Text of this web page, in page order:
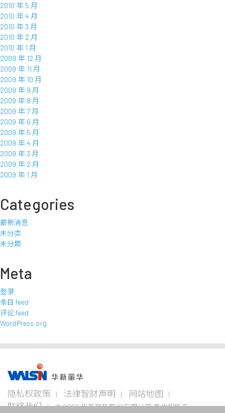
2010 年 5 月
2010 年 4 月
2010 年 3 月
2010 年 2 月
2010 年 1 月
2009 年 12 月
2009 年 11 月
2009 年 10 月
2009 年 9 月
2009 年 8 月
2009 年 7 月
2009 年 6 月
2009 年 5 月
2009 年 4 月
2009 年 3 月
2009 年 2 月
2009 年 1 月
Categories
最新消息
未分类
未分類
Meta
登录
条目 feed
评论 feed
WordPress.org
事业版图
者专
栏
华新
人
华新
丽华
隐私权政策 法律智财声明
网站地图
联络我们
© 2026 华新丽华股份有限公司 着作权所有